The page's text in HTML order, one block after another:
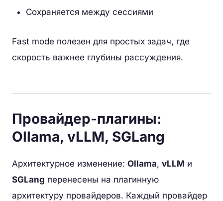
Сохраняется между сессиями
Fast mode полезен для простых задач, где
скорость важнее глубины рассуждения.
Провайдер-плагины:
Ollama, vLLM, SGLang
Архитектурное изменение: Ollama, vLLM и
SGLang перенесены на плагинную
архитектуру провайдеров. Каждый провайдер